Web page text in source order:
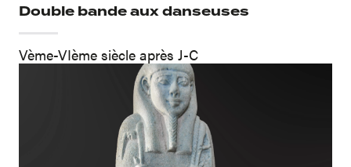
Double bande aux danseuses
Vème-VIème siècle après J-C